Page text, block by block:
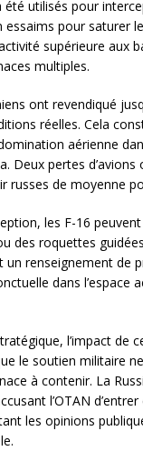
utilisés pour
essaims pour saturer
supérieure aux
multiples.
ont revendiqué
réelles. Cela
aérienne
Deux pertes
russes de moyenne
les F-16
des roquettes
un renseignement de
dans l’espace
l’impact de
le soutien militaire
à contenir. La
l’OTAN
les opinions